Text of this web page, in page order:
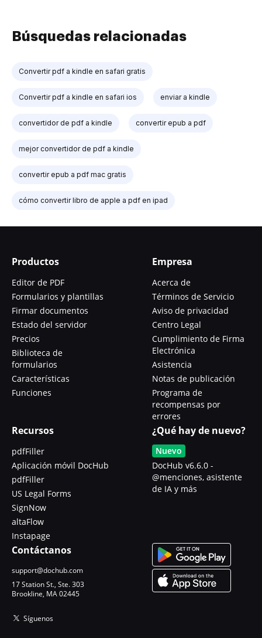
Búsquedas relacionadas
Convertir pdf a kindle en safari gratis
Convertir pdf a kindle en safari ios enviar a kindle
convertidor de pdf a kindle convertir epub a pdf
mejor convertidor de pdf a kindle
convertir epub a pdf mac gratis
cómo convertir libro de apple a pdf en ipad
Productos
Editor de PDF
Formularios y plantillas
Firmar documentos
Estado del servidor
Precios
Biblioteca de
formularios
Características
Funciones
Empresa
Acerca de
Términos de Servicio
Aviso de privacidad
Centro Legal
Cumplimiento de Firma
Electrónica
Asistencia
Notas de publicación
Programa de
recompensas por
errores
Recursos
pdfFiller
Aplicación móvil DocHub
pdfFiller
US Legal Forms
SignNow
altaFlow
Instapage
¿Qué hay de nuevo?
Nuevo
DocHub v6.6.0 -
@menciones, asistente
de IA y más
Contáctanos
support@dochub.com
17 Station St., Ste. 303
Brookline, MA 02445
Síguenos